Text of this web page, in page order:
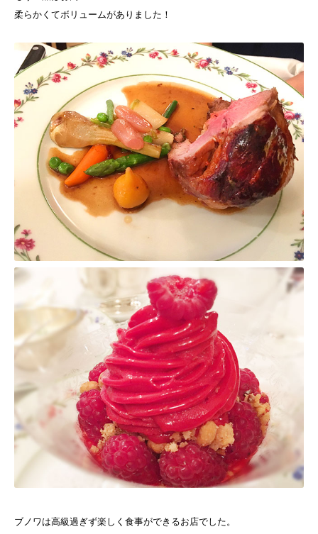
柔らかくてボリュームがありました！
ブノワは高級過ぎず楽しく食事ができるお店でした。